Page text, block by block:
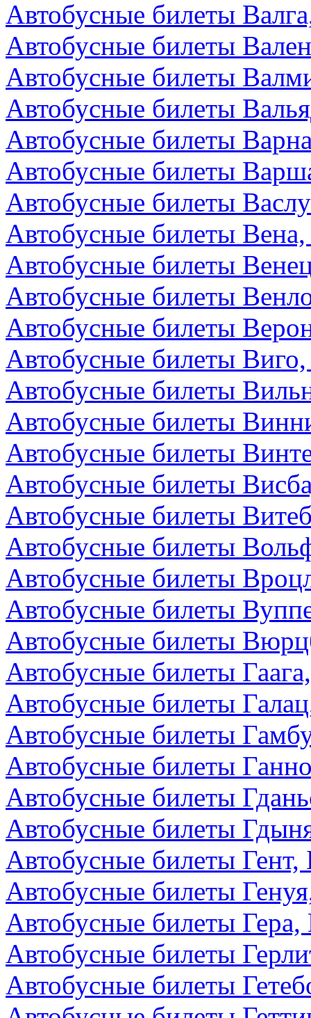
Автобусные билеты
Автобусные билеты
Автобусные билеты
Автобусные билеты
Автобусные билеты
Автобусные билеты
Автобусные билеты
Автобусные билеты
Автобусные билеты
Автобусные билеты
Автобусные билеты
Автобусные билеты
Автобусные билеты
Автобусные билеты
Автобусные билеты
Автобусные билеты
Автобусные билеты
Автобусные билеты
Автобусные билеты
Автобусные билеты
Автобусные билеты
Автобусные билеты
Автобусные билеты
Автобусные билеты
Автобусные билеты
Автобусные билеты
Автобусные билеты
Автобусные билеты Гент,
Автобусные билеты
Автобусные билеты Гера,
Автобусные билеты
Автобусные билеты